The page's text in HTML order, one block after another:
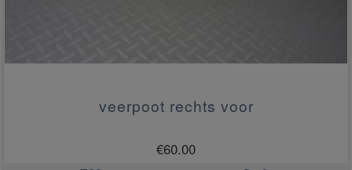
veerpoot rechts voor
€60.00